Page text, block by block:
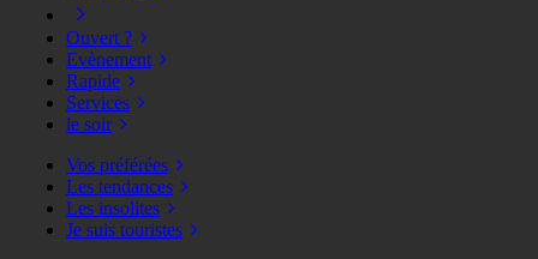
Ouvert ?
Evènement
Rapide
Services
le soir
Vos préférées
Les tendances
Les insolites
Je suis touristes